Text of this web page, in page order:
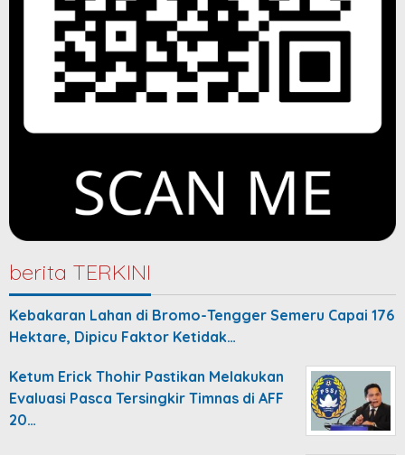
berita TERKINI
Kebakaran Lahan di Bromo-Tengger Semeru Capai 176
Hektare, Dipicu Faktor Ketidak…
Ketum Erick Thohir Pastikan Melakukan
Evaluasi Pasca Tersingkir Timnas di AFF
20…